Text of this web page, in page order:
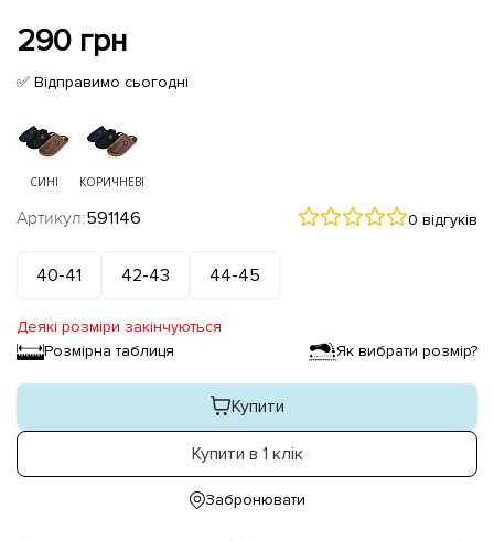
290 грн
✅ Відправимо сьогодні
СИНІ КОРИЧНЕВІ
Артикул:591146 0 відгуків
40-41 42-43 44-45
Деякі розміри закінчуються
Розмірна таблиця
Як вибрати розмір?
Купити
Купити в 1 клік
Забронювати